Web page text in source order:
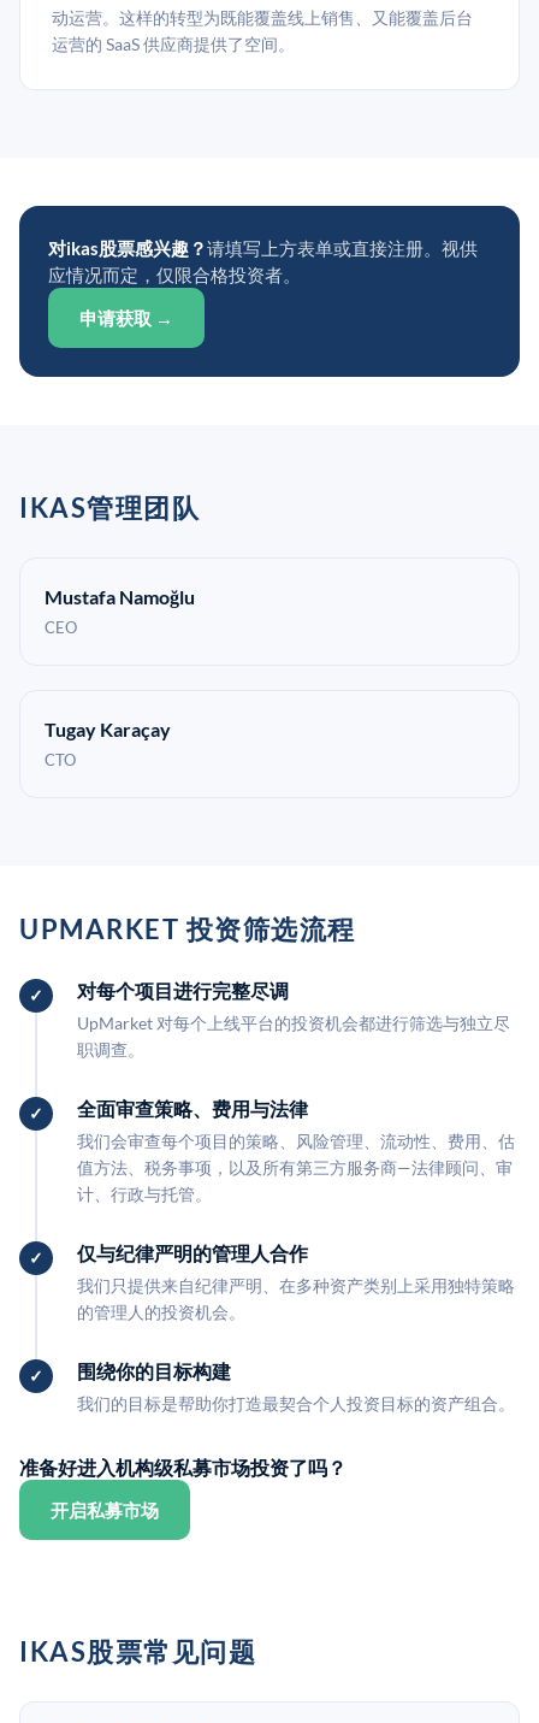
动运营。这样的转型为既能覆盖线上销售、又能覆盖后台
运营的 SaaS 供应商提供了空间。
对ikas股票感兴趣？请填写上方表单或直接注册。视供
应情况而定，仅限合格投资者。
申请获取 →
IKAS管理团队
Mustafa Namoğlu
CEO
Tugay Karaçay
CTO
UPMARKET 投资筛选流程
对每个项目进行完整尽调
UpMarket 对每个上线平台的投资机会都进行筛选与独立尽
职调查。
全面审查策略、费用与法律
我们会审查每个项目的策略、风险管理、流动性、费用、估
值方法、税务事项，以及所有第三方服务商—法律顾问、审
计、行政与托管。
仅与纪律严明的管理人合作
我们只提供来自纪律严明、在多种资产类别上采用独特策略
的管理人的投资机会。
围绕你的目标构建
我们的目标是帮助你打造最契合个人投资目标的资产组合。
准备好进入机构级私募市场投资了吗？
开启私募市场
IKAS股票常见问题